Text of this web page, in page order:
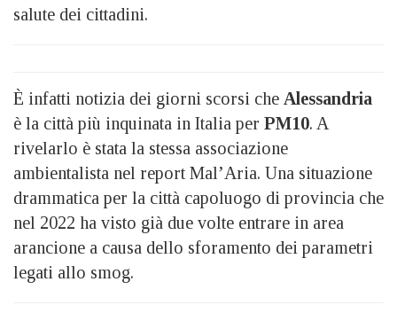
salute dei cittadini.
È infatti notizia dei giorni scorsi che Alessandria
è la città più inquinata in Italia per PM10. A
rivelarlo è stata la stessa associazione
ambientalista nel report Mal’Aria. Una situazione
drammatica per la città capoluogo di provincia che
nel 2022 ha visto già due volte entrare in area
arancione a causa dello sforamento dei parametri
legati allo smog.